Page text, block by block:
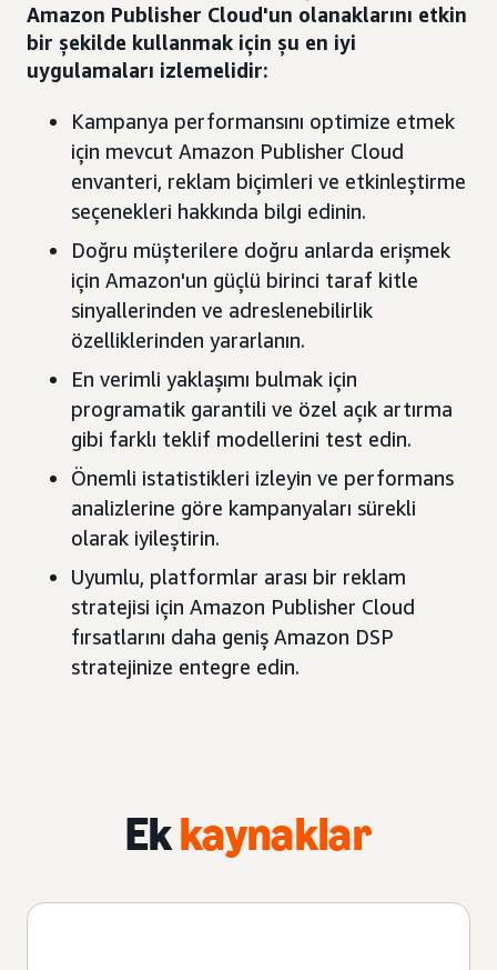
Amazon Publisher Cloud'un olanaklarını etkin
bir şekilde kullanmak için şu en iyi
uygulamaları izlemelidir:
Kampanya performansını optimize etmek
için mevcut Amazon Publisher Cloud
envanteri, reklam biçimleri ve etkinleştirme
seçenekleri hakkında bilgi edinin.
Doğru müşterilere doğru anlarda erişmek
için Amazon'un güçlü birinci taraf kitle
sinyallerinden ve adreslenebilirlik
özelliklerinden yararlanın.
En verimli yaklaşımı bulmak için
programatik garantili ve özel açık artırma
gibi farklı teklif modellerini test edin.
Önemli istatistikleri izleyin ve performans
analizlerine göre kampanyaları sürekli
olarak iyileştirin.
Uyumlu, platformlar arası bir reklam
stratejisi için Amazon Publisher Cloud
fırsatlarını daha geniş Amazon DSP
stratejinize entegre edin.
Ekkaynaklar